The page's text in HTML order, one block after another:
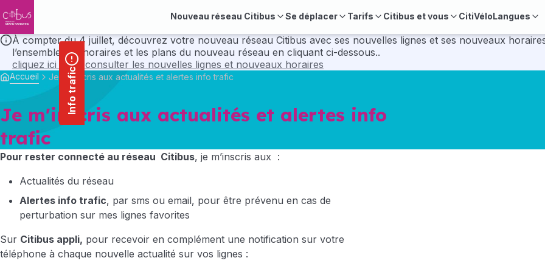
principal
Nouveau réseau Citibus Se déplacer Tarifs Citibus et vous CitiVéloLangues
À compter du 4 juillet, découvrez votre nouveau réseau Citibus avec ses nouvelles lignes et ses nouveaux horaires. Pour préparer vos déplacements,
l’ensemble des horaires et les plans du nouveau réseau en cliquant ci-dessous..
cliquez ici pour consulter les nouvelles lignes et nouveaux horaires
Info trafic
Accueil Je m'inscris aux actualités et alertes info trafic
Je m'inscris aux actualités et alertes info
trafic
Pour rester connecté au réseau Citibus, je m’inscris aux :
Actualités du réseau
Alertes info trafic, par sms ou email, pour être prévenu en cas de
perturbation sur mes lignes favorites
Sur Citibus appli, pour recevoir en complément une notification sur votre
téléphone à chaque nouvelle actualité sur vos lignes :
Panneau de gestion des cookies